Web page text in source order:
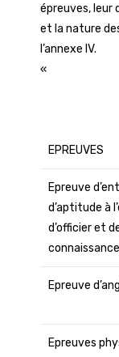
épreuves, leur
et la nature
l’annexe IV.
«
EPREUVES
Epreuve
d’aptitude à
d’officier et
Epreuve
Epreuves